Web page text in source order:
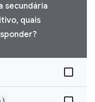
secundária
quais